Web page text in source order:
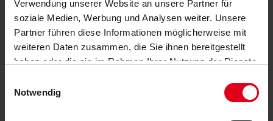
Verwendung unserer Website an unsere Partner für
soziale Medien, Werbung und Analysen weiter. Unsere
Partner führen diese Informationen möglicherweise mit
weiteren Daten zusammen, die Sie ihnen bereitgestellt
haben oder die sie im Rahmen Ihrer Nutzung der Dienste
Notwendig